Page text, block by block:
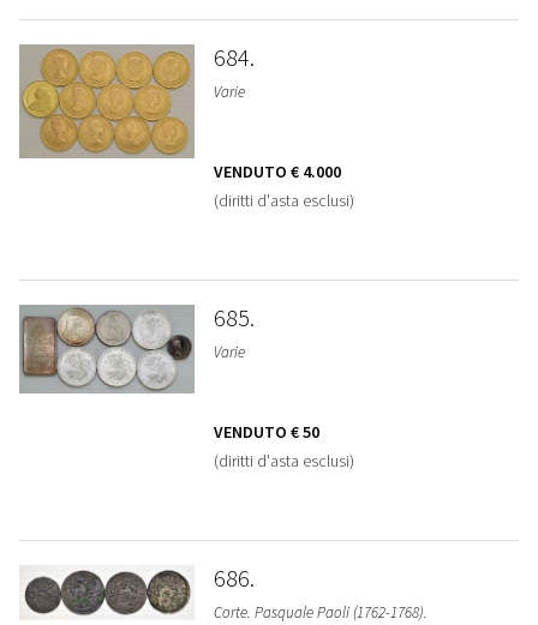
684
Varie
VENDUTO € 4.000
(diritti d'asta esclusi)
685
Varie
VENDUTO € 50
(diritti d'asta esclusi)
686
Corte. Pasquale Paoli (1762-1768).